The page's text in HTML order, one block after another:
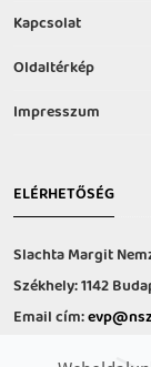
Kapcsolat
Oldaltérkép
Impresszum
ELÉRHETŐSÉG
Slachta Margit
Székhely: 1142
Email cím: